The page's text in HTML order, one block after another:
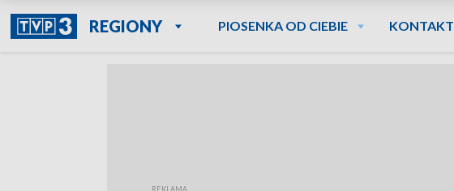
REGIONY PIOSENKA OD CIEBIE KONTAKT